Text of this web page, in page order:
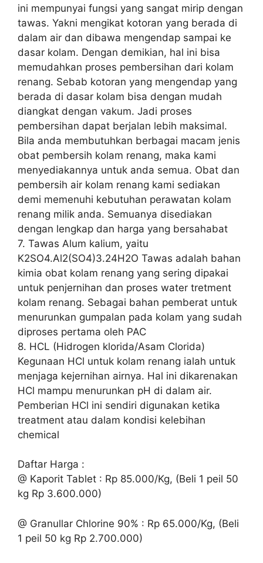
ini mempunyai fungsi yang sangat mirip dengan
tawas. Yakni mengikat kotoran yang berada di
dalam air dan dibawa mengendap sampai ke
dasar kolam. Dengan demikian, hal ini bisa
memudahkan proses pembersihan dari kolam
renang. Sebab kotoran yang mengendap yang
berada di dasar kolam bisa dengan mudah
diangkat dengan vakum. Jadi proses
pembersihan dapat berjalan lebih maksimal.
Bila anda membutuhkan berbagai macam jenis
obat pembersih kolam renang, maka kami
menyediakannya untuk anda semua. Obat dan
pembersih air kolam renang kami sediakan
demi memenuhi kebutuhan perawatan kolam
renang milik anda. Semuanya disediakan
dengan lengkap dan harga yang bersahabat
7. Tawas Alum kalium, yaitu
K2SO4.Al2(SO4)3.24H2O Tawas adalah bahan
kimia obat kolam renang yang sering dipakai
untuk penjernihan dan proses water tretment
kolam renang. Sebagai bahan pemberat untuk
menurunkan gumpalan pada kolam yang sudah
diproses pertama oleh PAC
8. HCL (Hidrogen klorida/Asam Clorida)
Kegunaan HCl untuk kolam renang ialah untuk
menjaga kejernihan airnya. Hal ini dikarenakan
HCl mampu menurunkan pH di dalam air.
Pemberian HCl ini sendiri digunakan ketika
treatment atau dalam kondisi kelebihan
chemical
Daftar Harga :
@ Kaporit Tablet : Rp 85.000/Kg, (Beli 1 peil 50
kg Rp 3.600.000)
@ Granullar Chlorine 90% : Rp 65.000/Kg, (Beli
1 peil 50 kg Rp 2.700.000)